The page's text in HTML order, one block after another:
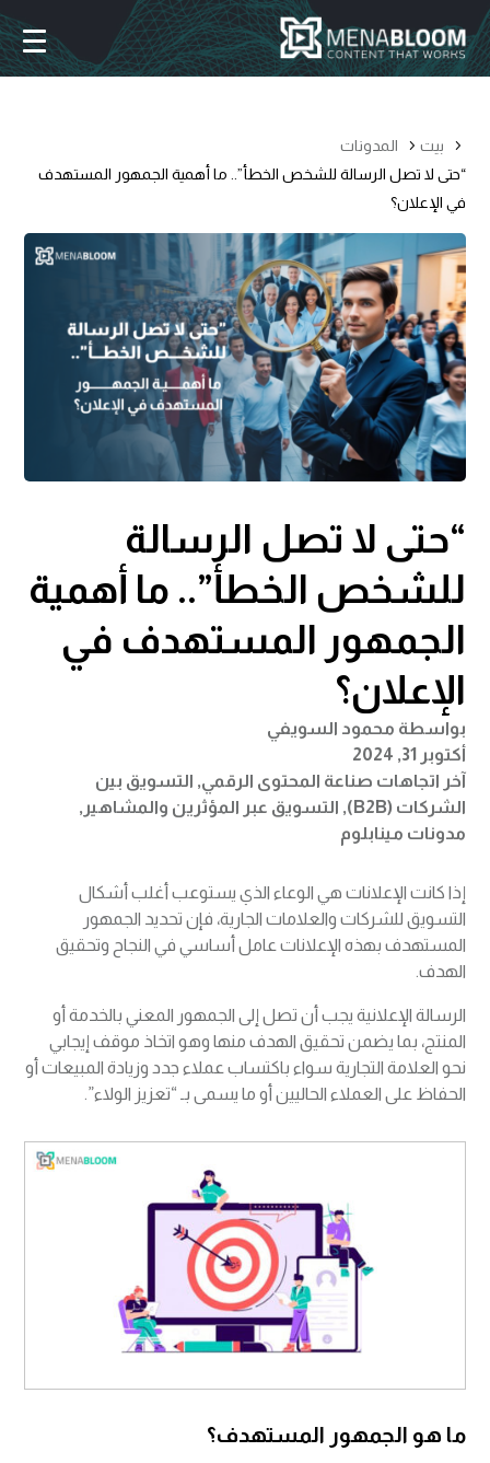
بيت
المدونات
“حتى لا تصل الرسالة للشخص الخطأ”.. ما أهمية الجمهور المستهدف
في الإعلان؟
“حتى لا تصل الرسالة
للشخص الخطأ”.. ما أهمية
الجمهور المستهدف في
الإعلان؟
بواسطة محمود السويفي
أكتوبر 31, 2024
آخر اتجاهات صناعة المحتوى الرقمي, التسويق بين
الشركات (B2B)
, التسويق عبر المؤثرين والمشاهير ,
مدونات مينابلوم
إذا كانت الإعلانات هي الوعاء الذي يستوعب أغلب أشكال
التسويق للشركات والعلامات الجارية، فإن تحديد الجمهور
المستهدف بهذه الإعلانات عامل أساسي في النجاح وتحقيق
الهدف.
الرسالة الإعلانية يجب أن تصل إلى الجمهور المعني بالخدمة أو
المنتج، بما يضمن تحقيق الهدف منها وهو اتخاذ موقف إيجابي
نحو العلامة التجارية سواء باكتساب عملاء جدد وزيادة المبيعات أو
الحفاظ على العملاء الحاليين أو ما يسمى بـ “تعزيز الولاء”.
ما هو الجمهور المستهدف؟